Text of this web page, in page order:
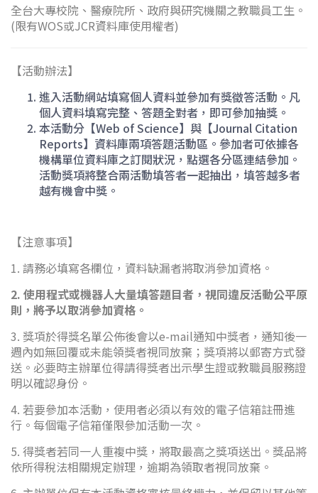
全台大專校院、醫療院所、政府與研究機關之教職員工生。
(限有WOS或JCR資料庫使用權者)
【活動辦法】
進入活動網站填寫個人資料並參加有獎徵答活動。凡
個人資料填寫完整、答題全對者，即可參加抽獎。
本活動分【Web of Science】與【Journal Citation
Reports】資料庫兩項答題活動區。參加者可依據各
機構單位資料庫之訂閱狀況，點選各分區連結參加。
活動獎項將整合兩活動填答者一起抽出，填答越多者
越有機會中獎。
【注意事項】
1. 請務必填寫各欄位，資料缺漏者將取消參加資格。
2. 使用程式或機器人大量填答題目者，視同違反活動公平原
則，將予以取消參加資格。
3. 獎項於得獎名單公佈後會以e-mail通知中獎者，通知後一
週內如無回覆或未能領獎者視同放棄；獎項將以郵寄方式發
送。必要時主辦單位得請得獎者出示學生證或教職員服務證
明以確認身份。
4. 若要參加本活動，使用者必須以有效的電子信箱註冊進
行。每個電子信箱僅限參加活動一次。
5. 得獎者若同一人重複中獎，將取最高之獎項送出。獎品將
依所得稅法相關規定辦理，逾期為領取者視同放棄。